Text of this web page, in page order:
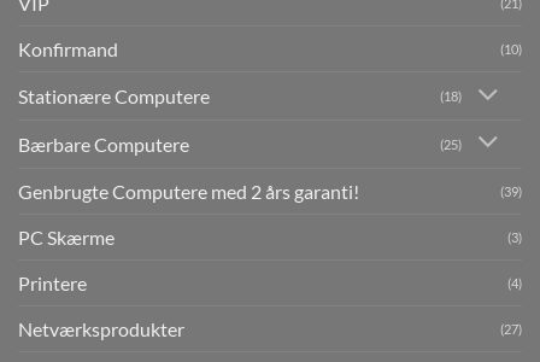
(21)
Konfirmand (10)
Stationære Computere (18)
Bærbare Computere (25)
Genbrugte Computere med 2 års garanti! (39)
PC Skærme (3)
Printere (4)
Netværksprodukter (27)